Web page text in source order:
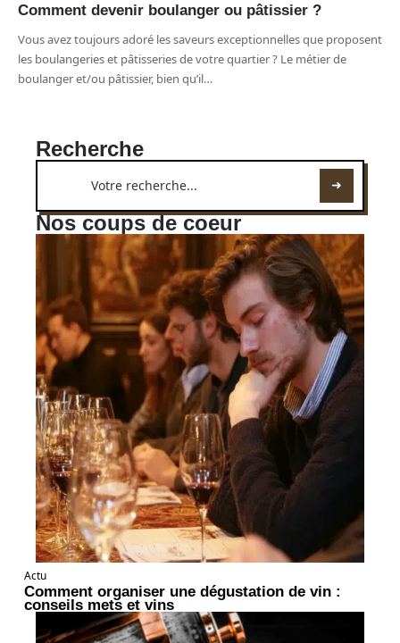
Comment devenir boulanger ou pâtissier ?
Vous avez toujours adoré les saveurs exceptionnelles que proposent
les boulangeries et pâtisseries de votre quartier ? Le métier de
boulanger et/ou pâtissier, bien qu’il…
Recherche
Nos coups de coeur
Actu
Comment organiser une dégustation de vin :
conseils mets et vins